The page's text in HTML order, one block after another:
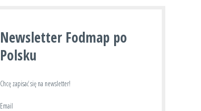
Newsletter Fodmap po
Polsku
Chcę zapisać się na newsletter!
Email